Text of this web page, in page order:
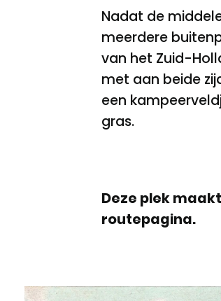
Nadat de
meerdere
van het Zuid-
met aan beide
een
gras.
Deze plek
routepagina.